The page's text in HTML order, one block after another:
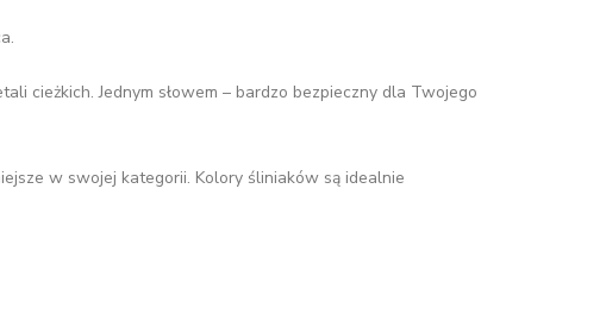
cieżkich. Jednym słowem – bardzo bezpieczny dla Twojego
w swojej kategorii. Kolory śliniaków są idealnie